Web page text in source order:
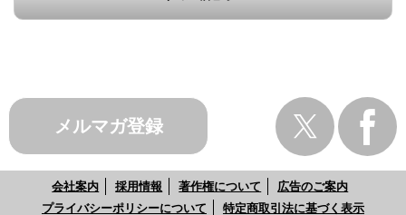
メルマガ登録
会社案内 採用情報 著作権について
広告のご案内
プライバシーポリシーについて
特定商取引法に基づく表示